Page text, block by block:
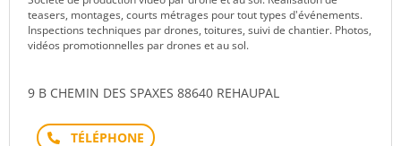
teasers, montages, courts métrages pour tout types d'événements.
Inspections techniques par drones, toitures, suivi de chantier. Photos,
vidéos promotionnelles par drones et au sol.
9 B CHEMIN DES SPAXES 88640 REHAUPAL
Téléphone